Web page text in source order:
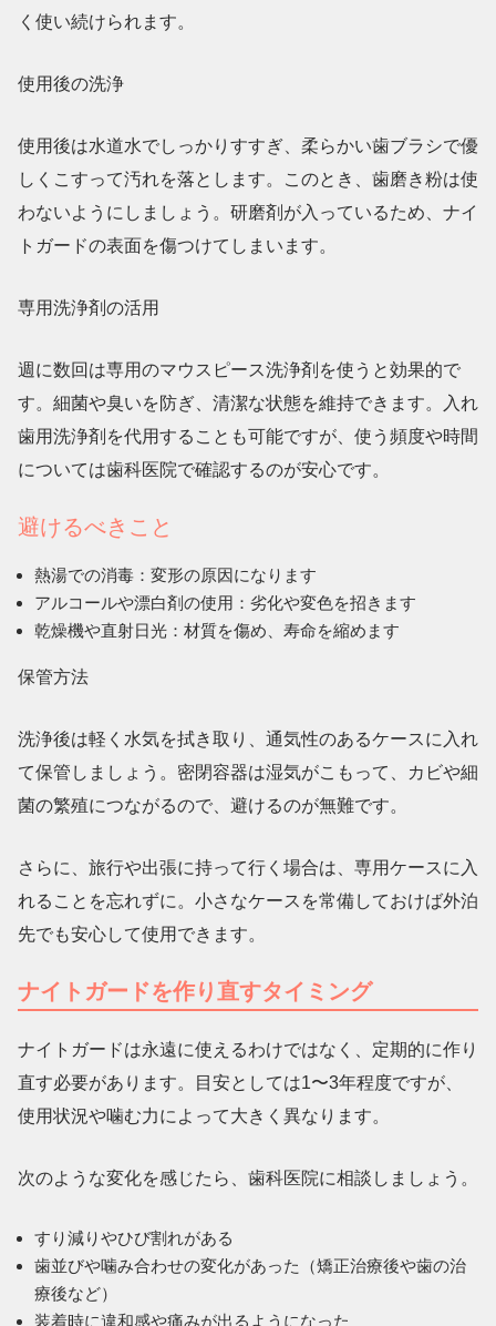
く使い続けられます。
使用後の洗浄
使用後は水道水でしっかりすすぎ、柔らかい歯ブラシで優
しくこすって汚れを落とします。このとき、歯磨き粉は使
わないようにしましょう。研磨剤が入っているため、ナイ
トガードの表面を傷つけてしまいます。
専用洗浄剤の活用
週に数回は専用のマウスピース洗浄剤 を使うと効果的で
す。細菌や臭いを防ぎ、清潔な状態を維持できます。入れ
歯用洗浄剤を代用することも可能ですが、使う頻度や時間
については歯科医院で確認するのが安心です。
避けるべきこと
熱湯での消毒 ：変形の原因になります
アルコールや漂白剤の使用 ：劣化や変色を招きます
乾燥機や直射日光 ：材質を傷め、寿命を縮めます
保管方法
洗浄後は軽く水気を拭き取り、 通気性のあるケースに入れ
て保管 しましょう。密閉容器は湿気がこもって、カビや細
菌の繁殖につながるので、避けるのが無難です。
さらに、旅行や出張に持って行く場合は、専用ケースに入
れることを忘れずに。小さなケースを常備しておけば外泊
先でも安心して使用できます。
ナイトガードを作り直すタイミング
ナイトガードは永遠に使えるわけではなく、 定期的に作り
直す必要があります。目安としては1〜3年程度ですが、
使用状況や噛む力によって大きく異なります。
次のような変化を感じたら、歯科医院に相談しましょう。
すり減りやひび割れがある
歯並びや噛み合わせの変化があった（矯正治療後や歯の治
療後など）
装着時に違和感や痛みが出るようになった